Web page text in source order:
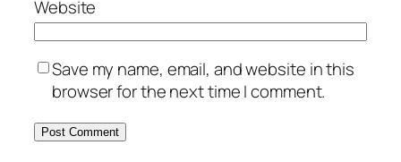
Website
Save my name, email, and website in this
browser for the next time I comment.